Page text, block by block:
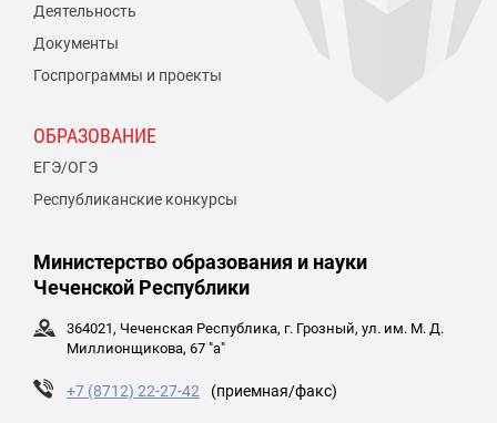
Деятельность
Документы
Госпрограммы и проекты
ОБРАЗОВАНИЕ
ЕГЭ/ОГЭ
Республиканские конкурсы
Министерство образования и науки
Чеченской Республики
364021, Чеченская Республика, г. Грозный, ул. им. М. Д.
Миллионщикова, 67 "а"
+7 (8712) 22-27-42 (приемная/факс)